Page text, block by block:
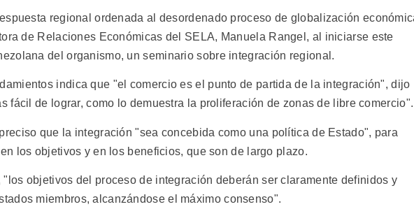
regional ordenada al desordenado proceso de globalización
de Relaciones Económicas del SELA, Manuela Rangel, al iniciarse este
del organismo, un seminario sobre integración regional.
indica que "el comercio es el punto de partida de la integración", dijo
fácil de lograr, como lo demuestra la proliferación de zonas de libre comercio".
que la integración "sea concebida como una política de Estado", para
los objetivos y en los beneficios, que son de largo plazo.
"los objetivos del proceso de integración deberán ser claramente definidos y
miembros, alcanzándose el máximo consenso".